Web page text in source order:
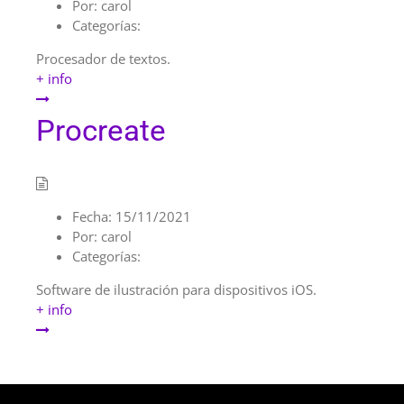
Por: carol
Categorías:
Procesador de textos.
+ info
Procreate
Fecha: 15/11/2021
Por: carol
Categorías:
Software de ilustración para dispositivos iOS.
+ info